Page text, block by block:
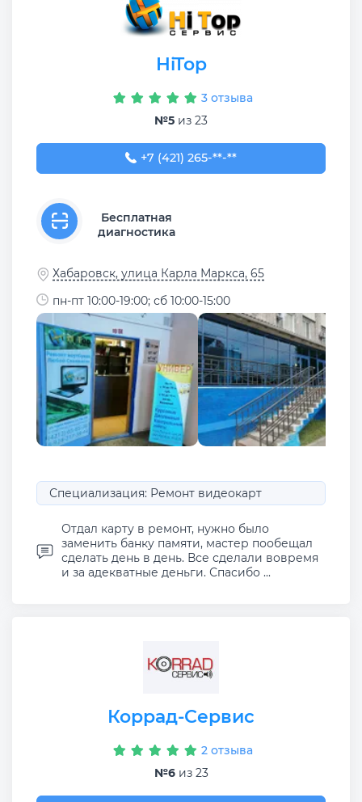
HiTop
3 отзыва
№5 из 23
+7 (421) 265-85-38
+7 (421) 265-**-**
Бесплатная
диагностика
Хабаровск, улица Карла Маркса, 65
пн-пт 10:00-19:00; сб 10:00-15:00
Специализация: Ремонт видеокарт
Отдал карту в ремонт, нужно было
заменить банку памяти, мастер пообещал
сделать день в день. Все сделали вовремя
и за адекватные деньги. Спасибо ...
Коррад-Сервис
2 отзыва
№6из 23